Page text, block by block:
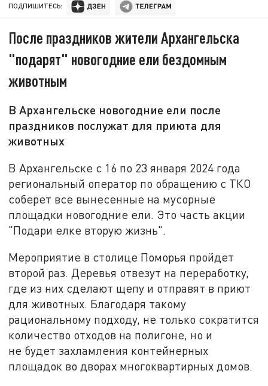
ПОДПИШИТЕСЬ:
После праздников жители Архангельска
"подарят" новогодние ели бездомным
животным
В Архангельске новогодние ели после
праздников послужат для приюта для
животных
В Архангельске с 16 по 23 января 2024 года
региональный оператор по обращению с ТКО
соберет все вынесенные на мусорные
площадки новогодние ели. Это часть акции
"Подари елке вторую жизнь".
Мероприятие в столице Поморья пройдет
второй раз. Деревья отвезут на переработку,
где из них сделают щепу и отправят в приют
для животных. Благодаря такому
рациональному подходу, не только сократится
количество отходов на полигоне, но и
не будет захламления контейнерных
площадок во дворах многоквартирных домов.